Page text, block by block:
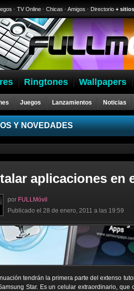
· TV Online · Chicas · Amigos · Directorio + sitios
Ringtones Wallpapers
Juegos Lanzamientos Noticias
Y NOVEDADES
aplicaciones en
por FULLMóvil
Publicado el 28 de enero, 2011 a las 19:59
tendrán la primera parte del extenso
Star. Es un celular extraordinario,